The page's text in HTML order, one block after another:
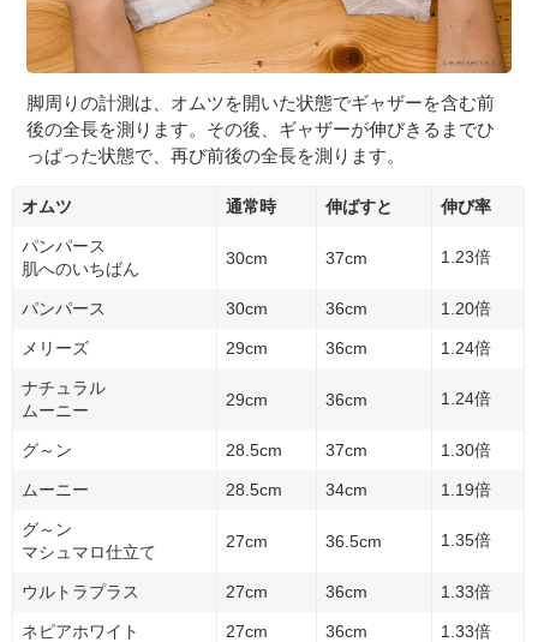
脚周りの計測は、オムツを開いた状態でギャザーを含む前
後の全長を測ります。その後、ギャザーが伸びきるまでひ
っぱった状態で、再び前後の全長を測ります。
オムツ 通常時 伸ばすと 伸び率
パンパース
肌へのいちばん
30cm 37cm 1.23倍
パンパース 30cm 36cm 1.20倍
メリーズ 29cm 36cm 1.24倍
ナチュラル
ムーニー
29cm 36cm 1.24倍
グ～ン 28.5cm 37cm 1.30倍
ムーニー 28.5cm 34cm 1.19倍
グ～ン
マシュマロ仕立て
27cm 36.5cm 1.35倍
ウルトラプラス 27cm 36cm 1.33倍
ネピアホワイト 27cm 36cm 1.33倍